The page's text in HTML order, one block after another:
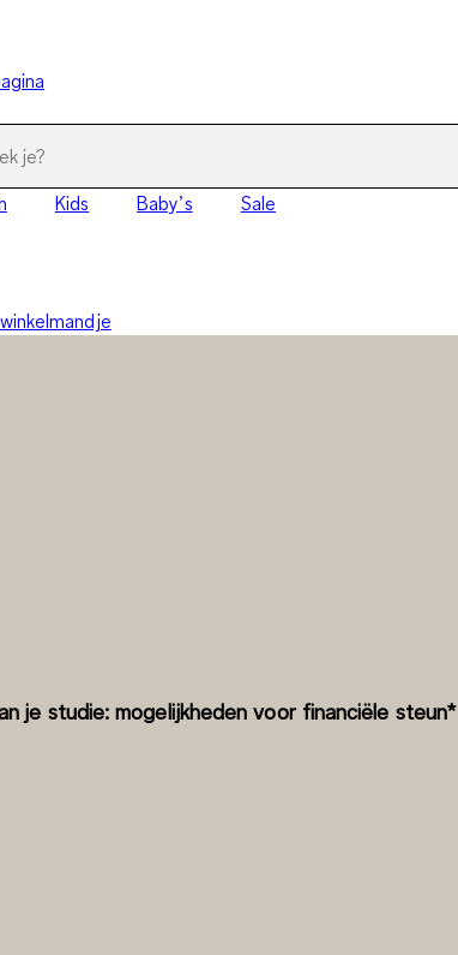
Kids Baby’s Sale
je studie: mogelijkheden voor financiële steun*